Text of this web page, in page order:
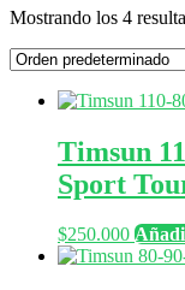
Mostrando los 4
Timsun
Sport
$250.000